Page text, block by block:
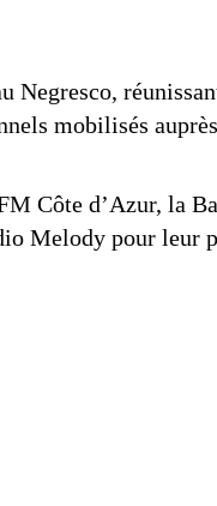
mobilisés
Côte d’Azur, la
Melody pour leur